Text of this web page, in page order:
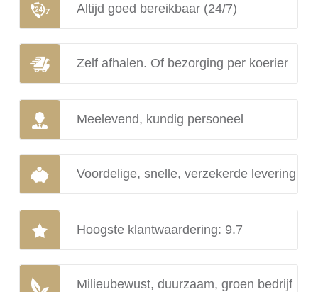
Altijd goed bereikbaar (24/7)
Zelf afhalen. Of bezorging per koerier
Meelevend, kundig personeel
Voordelige, snelle, verzekerde levering
Hoogste klantwaardering: 9.7
Milieubewust, duurzaam, groen bedrijf